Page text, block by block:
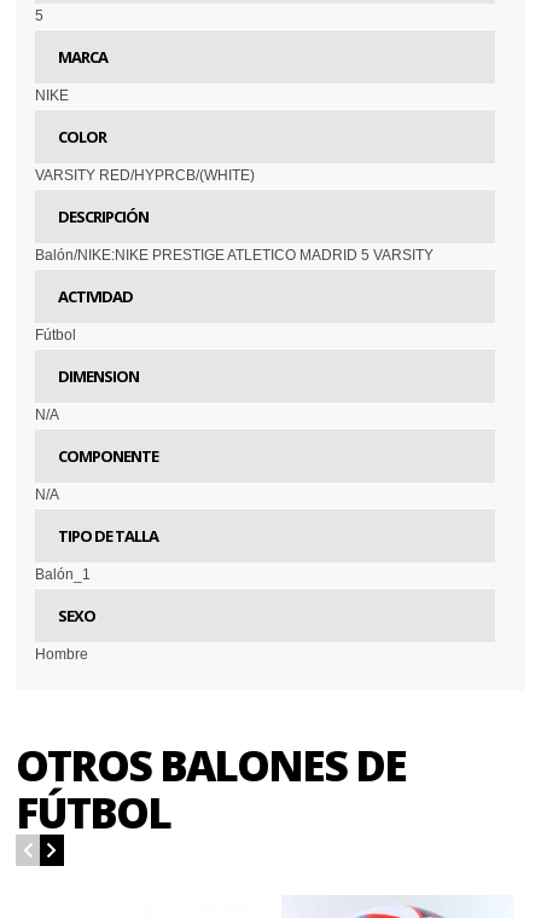
5
MARCA
NIKE
COLOR
VARSITY RED/HYPRCB/(WHITE)
DESCRIPCIÓN
Balón/NIKE:NIKE PRESTIGE ATLETICO MADRID 5 VARSITY
ACTIVIDAD
Fútbol
DIMENSION
N/A
COMPONENTE
N/A
TIPO DE TALLA
Balón_1
SEXO
Hombre
OTROS BALONES DE
FÚTBOL